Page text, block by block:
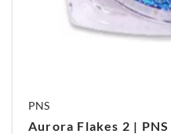
PNS
Aurora Flakes 2 | PNS